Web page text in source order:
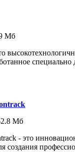
Мб
специально
Мб
- это
создания